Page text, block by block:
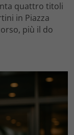
quattro titoli
in Piazza
più il do